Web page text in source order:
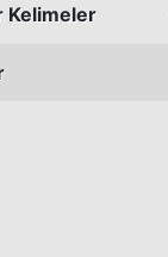
Kelimeler